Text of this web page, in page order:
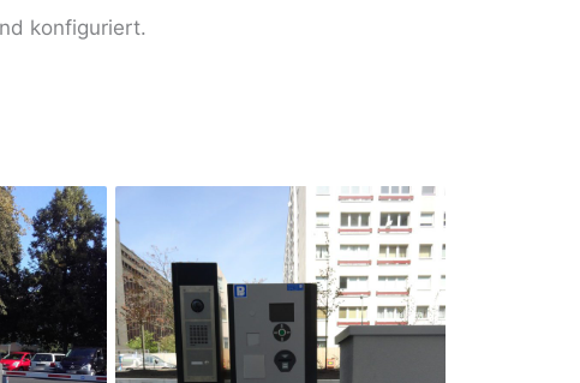
konfiguriert.